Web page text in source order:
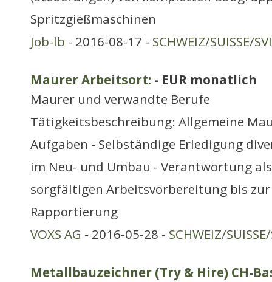
Spritzgießmaschinen
Job-lb - 2016-08-17 - SCHWEIZ/SUISSE/
Maurer Arbeitsort: - EUR monatlich
Maurer und verwandte Berufe
Tätigkeitsbeschreibung: Allgemeine
Aufgaben - Selbständige Erledigung
im Neu- und Umbau - Verantwortung
sorgfältigen Arbeitsvorbereitung bis
Rapportierung
VOXS AG - 2016-05-28 - SCHWEIZ/
Metallbauzeichner (Try & Hire) CH-